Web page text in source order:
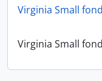
Virginia Small
Virginia Small